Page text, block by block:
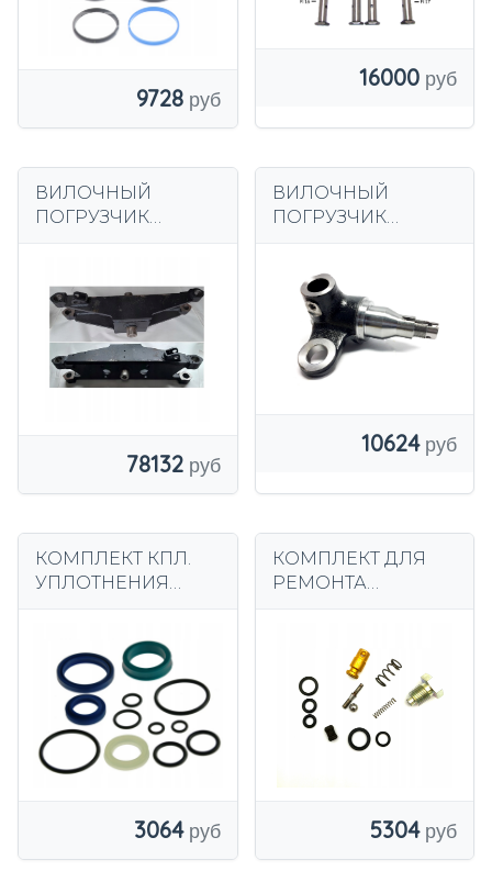
9728
16000
ВИЛОЧНЫЙ
ПОГРУЗЧИК
78132
ВИЛОЧНЫЙ
ПОГРУЗЧИК
10624
КОМПЛЕКТ КПЛ.
УПЛОТНЕНИЯ
1000/1600
3064
КОМПЛЕКТ ДЛЯ
РЕМОНТА
5304